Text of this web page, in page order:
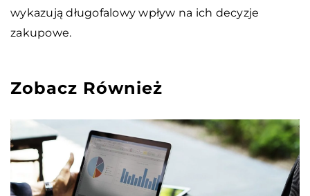
wykazują długofalowy wpływ na ich decyzje
zakupowe.
Zobacz Również